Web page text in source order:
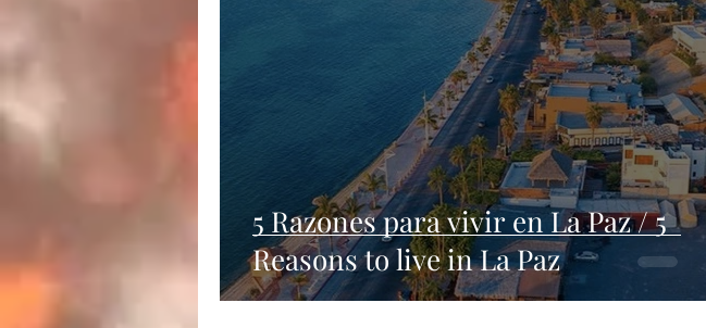
5 Razones para vivir en La Paz / 5
Reasons to live in La Paz